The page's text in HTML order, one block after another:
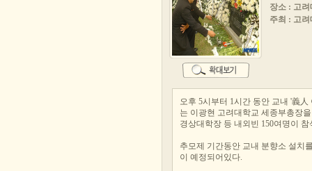
장소 : 고
주최 : 고
오후 5시부터 1시간 동안 교내 '義
는 이광현 고려대학교 세종부총장
경상대학장 등 내외빈 150여명이 참
추모제 기간동안 교내 분향소 설치
이 예정되어있다.